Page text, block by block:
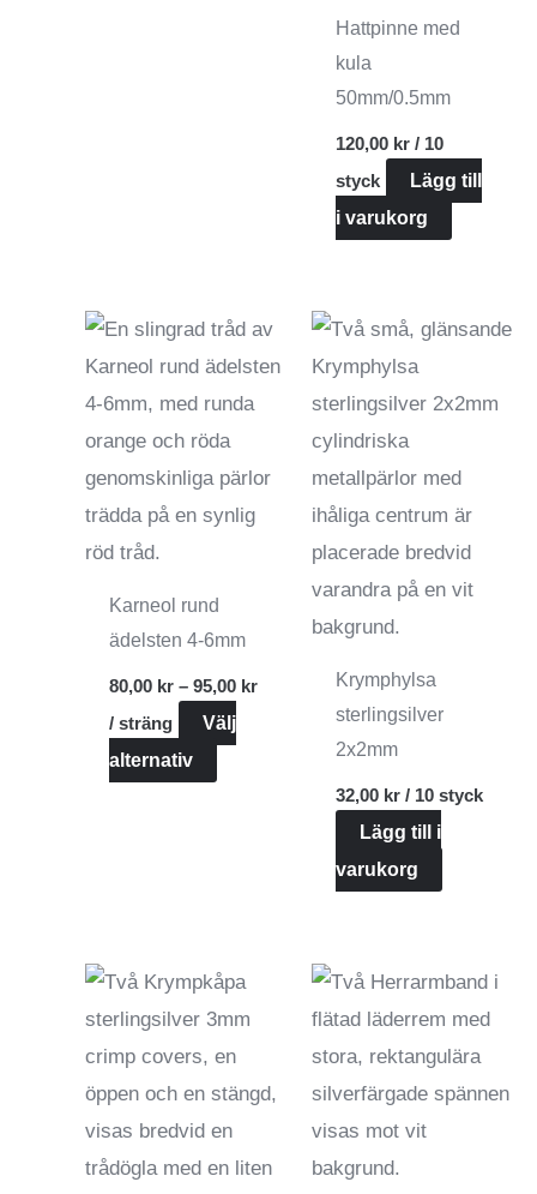
Hattpinne med
kula
50mm/0.5mm
120,00 kr/ 10
styck
Lägg till
i varukorg
Karneol rund
ädelsten 4-6mm
80,00 kr – 95,00 kr Prisintervall:
/ sträng
Välj
alternativ
De
olika
alternativen
kan
väljas
på
Krymphylsa
sterlingsilver
2x2mm
32,00 kr/ 10 styck
Lägg till i
varukorg